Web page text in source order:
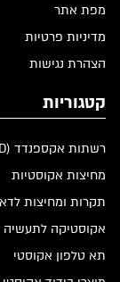
מפת אתר
מדיניות פרטיות
הצהרת נגישות
קטגוריות
רשתות אקספנדד (EXPANDED)
מחיצות אקוסטיות
תקרות ומחיצות
אקוסטיקה לתעשיה
תא טלפון אקוסטי